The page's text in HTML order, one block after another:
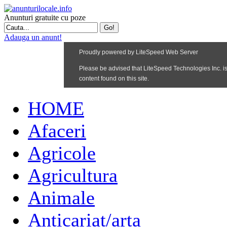
Anunturi gratuite cu poze
Adauga un anunt!
HOME
Afaceri
Agricole
Agricultura
Animale
Anticariat/arta